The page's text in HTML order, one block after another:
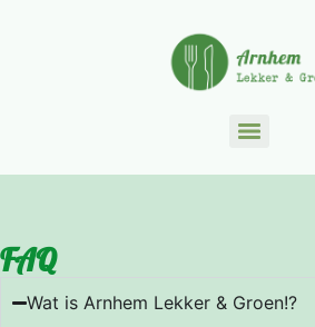
FAQ
Wat is Arnhem Lekker & Groen!?